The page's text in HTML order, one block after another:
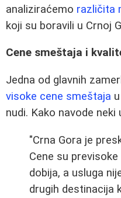
analiziraćemo različita
koji su boravili u Crnoj
Cene smeštaja i
Jedna od glavnih
visoke cene smeštaja
nudi. Kako navode
"Crna Gora je
Cene su
dobija, a usluga
drugih destinacija